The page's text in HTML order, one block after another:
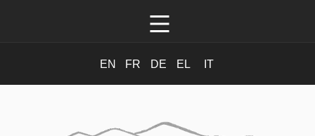
EN FR DE EL IT